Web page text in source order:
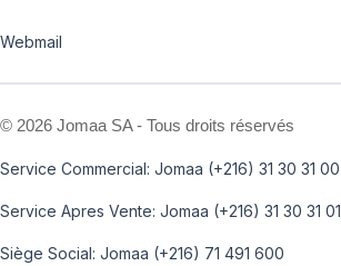
Webmail
© 2026 Jomaa SA - Tous droits réservés
Service Commercial: Jomaa (+216) 31 30 31 00
Service Apres Vente: Jomaa (+216) 31 30 31 01
Siège Social: Jomaa (+216) 71 491 600